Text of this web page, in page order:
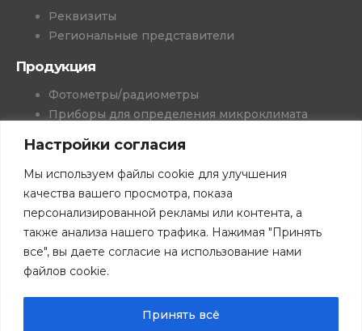
Настройки согласия
Мы используем файлы cookie для улучшения
качества вашего просмотра, показа
персонализированной рекламы или контента, а
также анализа нашего трафика. Нажимая "Принять
все", вы даете согласие на использование нами
файлов cookie.
Принять всё
Реквизиты
Региональные представители
Продукция
Фотометры/радиометры
Приборы для определения микроклимата
Колориметрия
Генераторы влажного газа
Измерители-регистраторы
Приборы медицинского назначения
Проекты и решения
Программное обеспечение
Книги